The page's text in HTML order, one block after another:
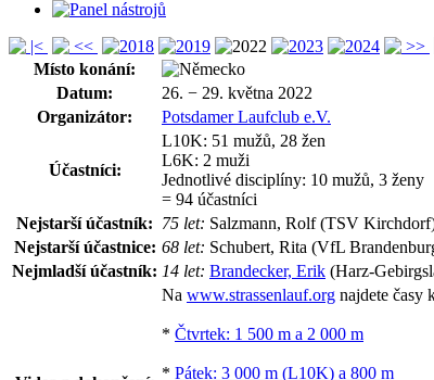
Místo konání:
Datum:
26. − 29. května 2022
Organizátor:
Potsdamer Laufclub e.V.
Účastníci:
L10K: 51 mužů, 28 žen
L6K: 2 muži
Jednotlivé disciplíny: 10 mužů, 3 ženy
= 94 účastníci
Nejstarší účastník: 75 let: Salzmann, Rolf (TSV
Nejstarší účastnice: 68 let: Schubert, Rita (VfL
Nejmladší účastník: 14 let: Brandecker, Erik (Harz-
Na www.strassenlauf.org najdete časy
* Čtvrtek: 1 500 m a 2 000 m
* Pátek: 3 000 m (L10K) a 800 m